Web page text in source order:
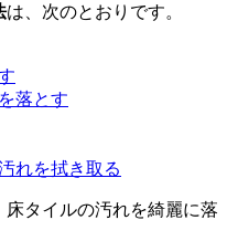
は、次のとおりです。
落とす
れを拭き取る
タイルの汚れを綺麗に落